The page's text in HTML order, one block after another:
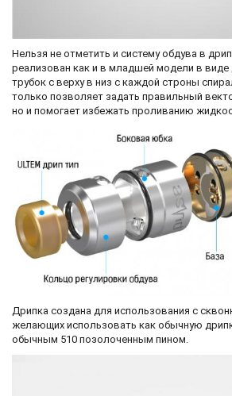
Нельзя не отметить и систему обдува в
реализован как и в младшей модели в виде
трубок с верху в низ с каждой строны
только позволяет задать правильный
но и помогает избежать проливанию
Дрипка создана для использования с
желающих использовать как обычную
обычным 510 позолоченным пином.